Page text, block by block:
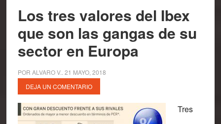
Los tres valores del Ibex
que son las gangas de su
sector en Europa
POR ALVARO V. 21 MAYO, 2018
DEJA UN COMENTARIO
Tres